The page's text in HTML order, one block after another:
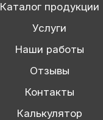
Каталог продукции
Услуги
Наши работы
Отзывы
Контакты
Калькулятор